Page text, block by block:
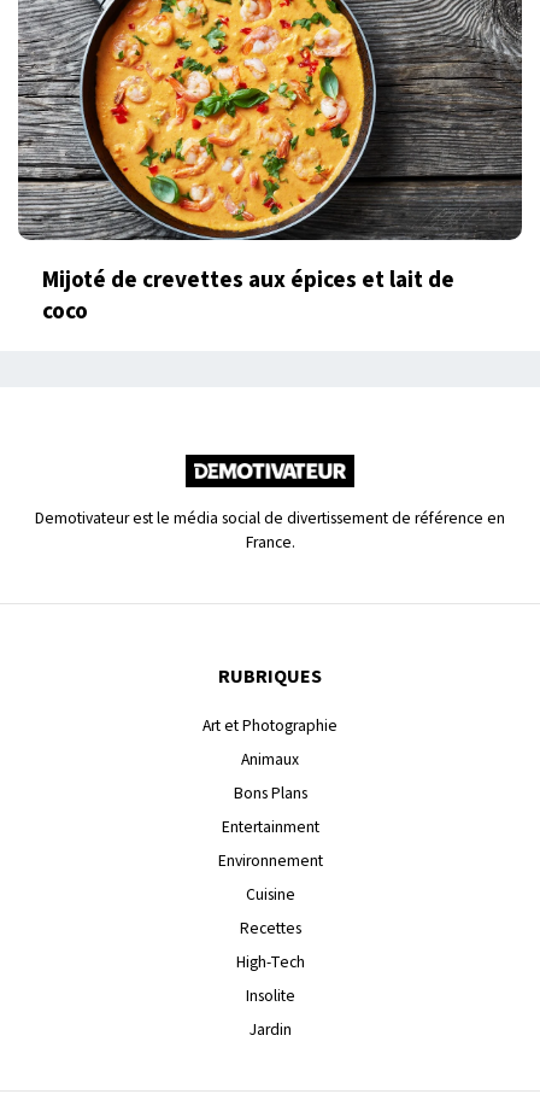
Mijoté de crevettes aux épices et lait de
coco
Demotivateur est le média social de divertissement de référence en
France.
RUBRIQUES
Art et Photographie
Animaux
Bons Plans
Entertainment
Environnement
Cuisine
Recettes
High-Tech
Insolite
Jardin